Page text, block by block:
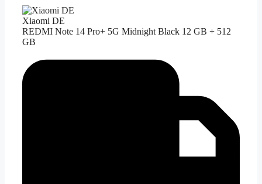
Xiaomi DE
REDMI Note 14 Pro+ 5G Midnight Black 12 GB + 512
GB